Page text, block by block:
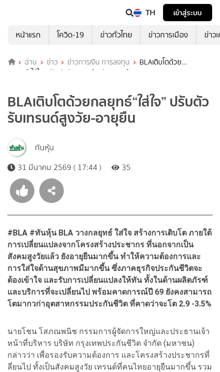
TH
เข้าสู่ระบบ
หน้าแรก
โควิด-19 ข่าวทั่วไทย ข่าวการเมือง ข่าว
อ่าน ข่าว ข่าวการเงิน การลงทุน
BLAเติบโตด้วย
กลยุทธ์“ใส่ใจ” ปรับตัวรับเทรนด์สูงวัย-อายุยืน
BLAเติบโตด้วยกลยุทธ์“ใส่ใจ” ปรับตัว
รับเทรนด์สูงวัย-อายุยืน
ทันหุ้น
31 มีนาคม 2569 ( 17:44 )
35
#BLA #ทันหุ้น BLA วางกลยุทธ์ ใส่ใจ สร้างการเติบโต ภายใต้
การเปลี่ยนแปลงจากโครงสร้างประชากร ที่นอกจากเป็น
สังคมสูงวัยแล้ว ยังอายุยืนมากขึ้น ทำให้ความต้องการและ
การใส่ใจด้านสุขภาพมีมากขึ้น ซึ่งภาคธุรกิจประกันชีวิตจะ
ต้องเข้าใจ และรับการเปลี่ยนแปลงให้ทัน ทั้งในด้านผลิตภัรฑ์
และบริการที่จะเปลี่ยนไป พร้อมคาดการณ์ปี 69 ยังคงสามารถ
โตมากวก่าอุตสาหกรรมประกันชีวิต ที่คาดว่าจะโต 2.9 -3.5%
นายโชน โสภณพนิช กรรมการผู้จัดการใหญ่และประธานเจ้า
หน้าที่บริหาร บริษัท กรุงเทพประกันชีวิต จำกัด (มหาชน)
กล่าวว่า เพื่อรองรับความต้องการ และโครงสร้างประชากรที่
ลี่ยนไป ทั้งเป็นสังคมสูงวัย เทรนด์ที่คนไทยอายุยืนมากขึ้น รวม